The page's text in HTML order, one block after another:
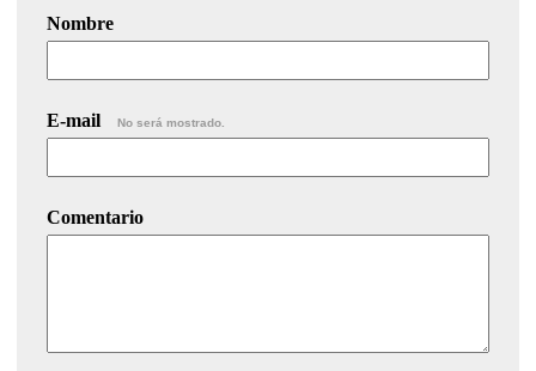
Nombre
E-mail No será mostrado.
Comentario